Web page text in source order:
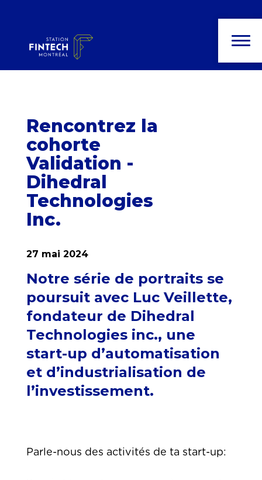
Rencontrez la
cohorte
Validation -
Dihedral
Technologies
Inc.
27 mai 2024
Notre série de portraits se
poursuit avec Luc Veillette,
fondateur de Dihedral
Technologies inc., une
start-up d’automatisation
et d’industrialisation de
l’investissement.
Parle-nous des activités de ta start-up: